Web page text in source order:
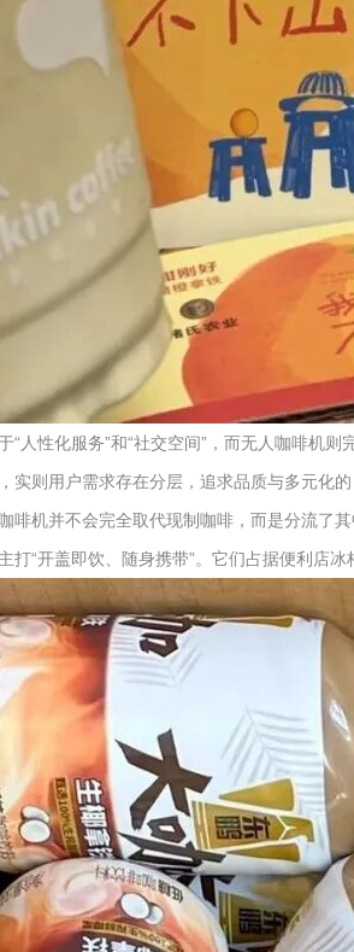
“人性化服务”和“社交空间”，而无人咖啡机
实则用户需求存在分层，追求品质与多元化
啡机并不会完全取代现制咖啡，而是分流了
打“开盖即饮、随身携带”。它们占据便利店